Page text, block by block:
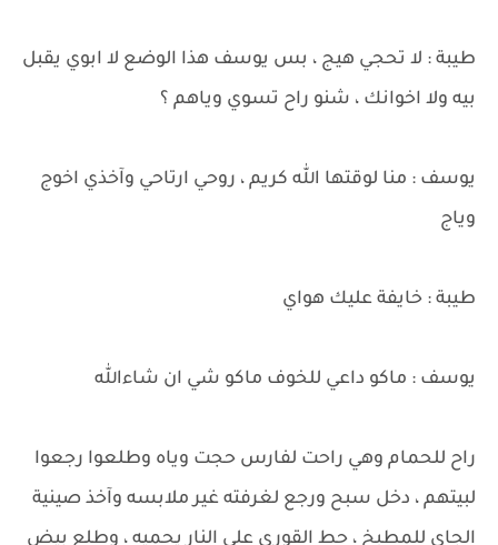
طيبة : لا تحجي هيج ، بس يوسف هذا الوضع لا ابوي يقبل
بيه ولا اخوانك ، شنو راح تسوي وياهم ؟
يوسف : منا لوقتها الله كريم ، روحي ارتاحي وآخذي اخوج
وياج
طيبة : خايفة عليك هواي
يوسف : ماكو داعي للخوف ماكو شي ان شاءالله
راح للحمام وهي راحت لفارس حجت وياه وطلعوا رجعوا
لبيتهم ، دخل سبح ورجع لغرفته غير ملابسه وآخذ صينية
الجاي للمطبخ ، حط القوري على النار يحميه ، وطلع بيض